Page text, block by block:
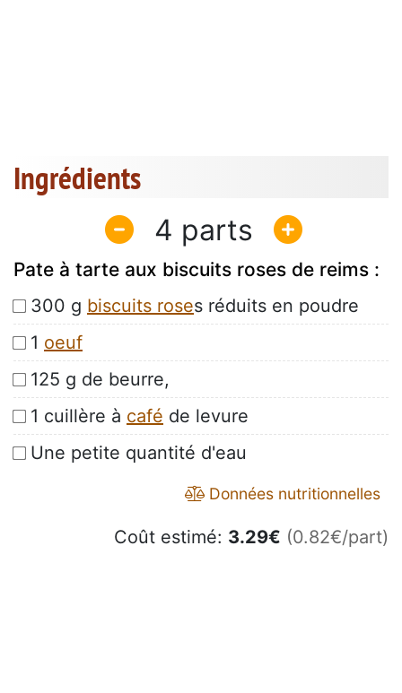
Ingrédients
4
Pate à tarte aux biscuits roses de reims :
300 g biscuits roses réduits en poudre
1 oeuf
125 g de beurre,
1 cuillère à café de levure
Une petite quantité d'eau
Données nutritionnelles
Coût estimé: 3.29€ (0.82€/part)